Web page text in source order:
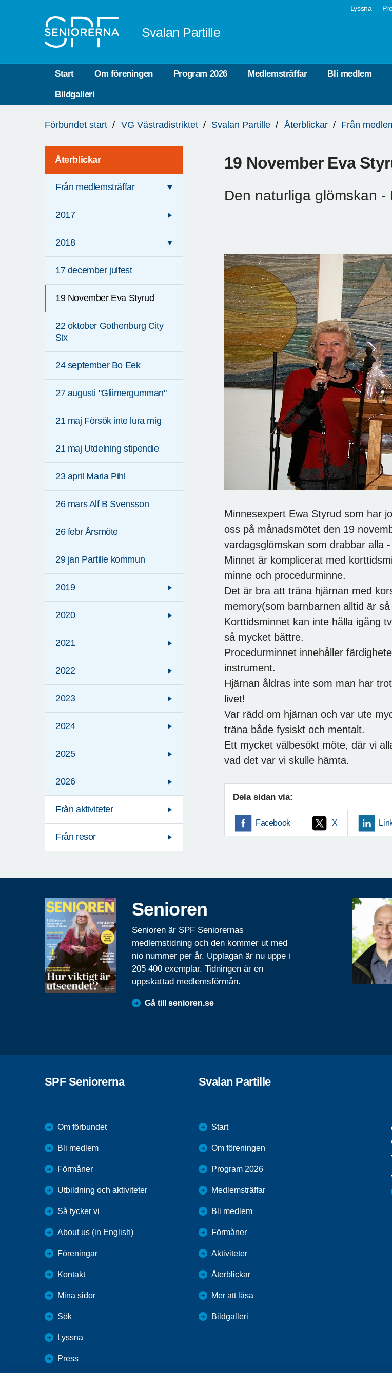
Lyssna
Svalan Partille
Start Om föreningen Program 2026 Medlemsträffar Bli medlem
Bildgalleri
är
Förbundet start VG Västradistriktet Svalan Partille Återblickar Från
Återblickar
Från medlemsträffar
2017
2018
17 december julfest
19 November Eva Styrud
22 oktober Gothenburg City
Six
24 september Bo Eek
27 augusti "Gliimergumman"
21 maj Försök inte lura mig
21 maj Utdelning stipendie
23 april Maria Pihl
26 mars Alf B Svensson
26 febr Årsmöte
29 jan Partille kommun
2019
2020
2021
2022
2023
2024
2025
2026
Från aktiviteter
Från resor
19 November Eva
Den naturliga glömskan -
Minnesexpert Ewa Styrud som har
oss på månadsmötet den 19
vardagsglömskan som drabbar alla
Minnet är komplicerat med
minne och procedurminne.
Det är bra att träna hjärnan med
memory(som barnbarnen alltid är
Korttidsminnet kan inte hålla igång
så mycket bättre.
Procedurminnet innehåller
instrument.
Hjärnan åldras inte som man har
livet!
Var rädd om hjärnan och var ute
träna både fysiskt och mentalt.
Ett mycket välbesökt möte, där vi
vad det var vi skulle hämta.
Dela sidan via:
Facebook X
Senioren
Senioren är SPF Seniorernas
medlemstidning och den kommer ut med
nio nummer per år. Upplagan är nu uppe i
205 400 exemplar. Tidningen är en
uppskattad medlemsförmån.
Gå till senioren.se
SPF Seniorerna
Om förbundet
Bli medlem
Förmåner
Utbildning och aktiviteter
Så tycker vi
About us (in English)
Föreningar
Kontakt
Mina sidor
Sök
Lyssna
Press
Svalan Partille
Start
Om föreningen
Program 2026
Medlemsträffar
Bli medlem
Förmåner
Aktiviteter
Återblickar
Mer att läsa
Bildgalleri